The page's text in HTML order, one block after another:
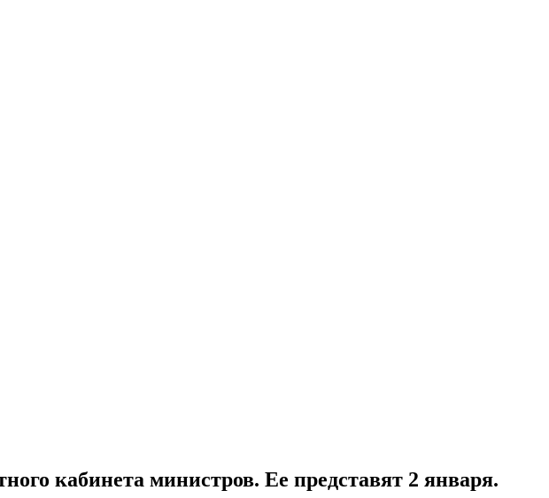
кабинета министров. Ее представят 2 января.